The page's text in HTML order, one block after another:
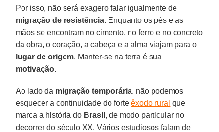
Por isso, não será exagero falar igualmente de
migração de resistência. Enquanto os pés e as
mãos se encontram no cimento, no ferro e no concreto
da obra, o coração, a cabeça e a alma viajam para o
lugar de origem. Manter-se na terra é sua
motivação.
Ao lado da migração temporária, não podemos
esquecer a continuidade do forteêxodo rural que
marca a história do Brasil , de modo particular no
decorrer do século XX. Vários estudiosos falam de